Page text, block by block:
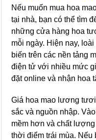
Nếu muốn mua hoa
tại nhà, bạn có thể tìm
những cửa hàng hoa
mỗi ngày. Hiện nay,
biến trên các nền tảng
điện tử với nhiều mức
đặt online và nhận hoa
Giá hoa mao lương
sắc và nguồn nhập.
mềm hơn và chất
thời điểm trái mùa. Nếu